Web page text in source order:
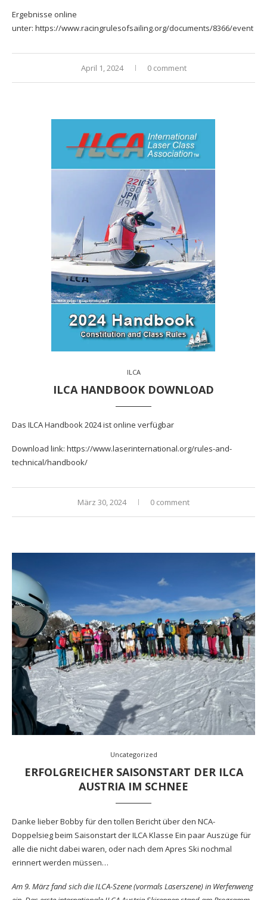
Ergebnisse online
unter: https://www.racingrulesofsailing.org/documents/8366/event
April 1, 2024 0 comment
ILCA
ILCA HANDBOOK DOWNLOAD
Das ILCA Handbook 2024 ist online verfügbar
Download link: https://www.laserinternational.org/rules-and-
technical/handbook/
März 30, 2024 0 comment
Uncategorized
ERFOLGREICHER SAISONSTART DER ILCA
AUSTRIA IM SCHNEE
Danke lieber Bobby für den tollen Bericht über den NCA-
Doppelsieg beim Saisonstart der ILCA Klasse Ein paar Auszüge für
alle die nicht dabei waren, oder nach dem Apres Ski nochmal
erinnert werden müssen…
Am 9. März fand sich die ILCA-Szene (vormals Laserszene) in Werfenweng